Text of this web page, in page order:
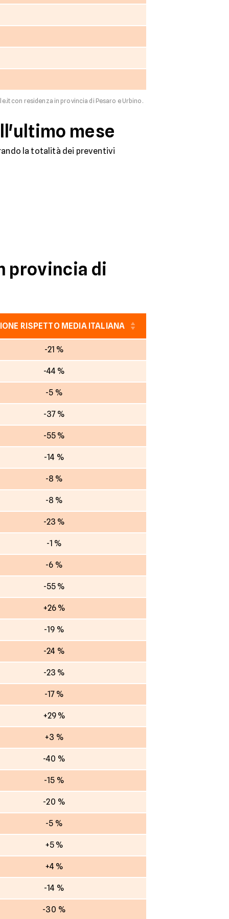
con residenza in provincia di Pesaro e Urbino.
mese
la totalità dei preventivi
provincia di
RISPETTO MEDIA ITALIANA
-21 %
-44 %
-5 %
-37 %
-55 %
-14 %
-8 %
-8 %
-23 %
-1 %
-6 %
-55 %
+26 %
-19 %
-24 %
-23 %
-17 %
+29 %
+3 %
-40 %
-15 %
-20 %
-5 %
+5 %
+4 %
-14 %
-30 %